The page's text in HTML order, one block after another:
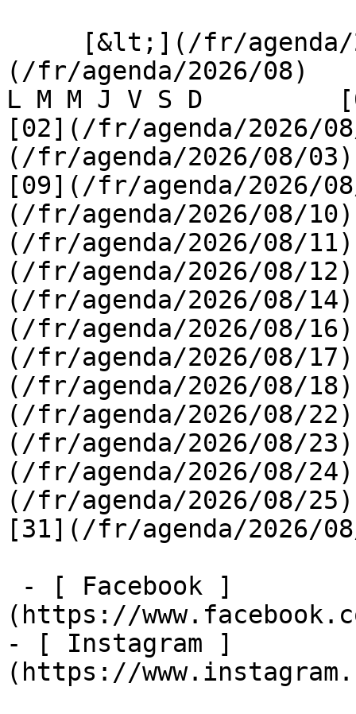
(/fr/agenda/2026/08)
L M M J V S D
[02](/fr/agenda/2026/
(/fr/agenda/2026/08/
[09](/fr/agenda/2026/
(/fr/agenda/2026/08/
(/fr/agenda/2026/08/
(/fr/agenda/2026/08/
(/fr/agenda/2026/08/
(/fr/agenda/2026/08/
(/fr/agenda/2026/08/
(/fr/agenda/2026/08/
(/fr/agenda/2026/08/
(/fr/agenda/2026/08/
(/fr/agenda/2026/08/
(/fr/agenda/2026/08/
[31](/fr/agenda/
(https://
- [ Instagram ]
(https://